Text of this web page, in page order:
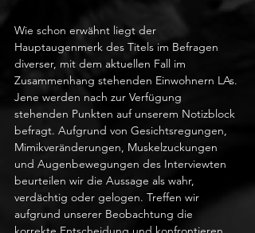
Wie schon erwähnt liegt der
Hauptaugenmerk des Titels im Befragen
diverser, mit dem aktuellen Fall im
Zusammenhang stehenden Einwohnern LAs.
Jene werden nach zur Verfügung
stehenden Punkten auf unserem Notizblock
befragt. Aufgrund von Gesichtsregungen,
Mimikveränderungen, Muskelzuckungen
und Augenbewegungen des Interviewten
beurteilen wir die Aussage als wahr,
verdächtig oder gelogen. Treffen wir
aufgrund unserer Beobachtung die